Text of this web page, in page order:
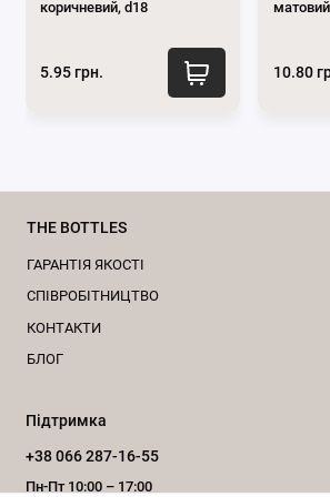
Склад інгредієнту
Caprylic/Capric Triglyceride
Polysorbate 80
1,2-Hexanediol
коричневий, d18
5.95 грн. 10.80
THE BOTTLES
ГАРАНТІЯ ЯКОСТІ
CПІВРОБІТНИЦТВО
КОНТАКТИ
БЛОГ
Підтримка
+38 066 287-16-55
Пн-Пт 10:00 – 17:00